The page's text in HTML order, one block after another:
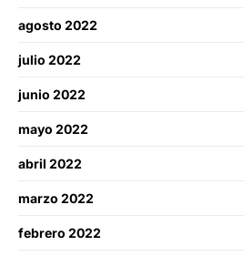
agosto 2022
julio 2022
junio 2022
mayo 2022
abril 2022
marzo 2022
febrero 2022